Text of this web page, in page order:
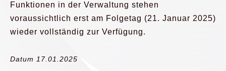
Funktionen in der Verwaltung stehen
voraussichtlich erst am Folgetag (21. Januar 2025)
wieder vollständig zur Verfügung.
Datum 17.01.2025